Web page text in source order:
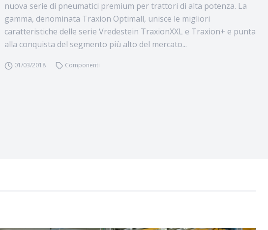
nuova serie di pneumatici premium per trattori di alta potenza. La
gamma, denominata Traxion Optimall, unisce le migliori
caratteristiche delle serie Vredestein TraxionXXL e Traxion+ e punta
alla conquista del segmento più alto del mercato...
01/03/2018 Componenti